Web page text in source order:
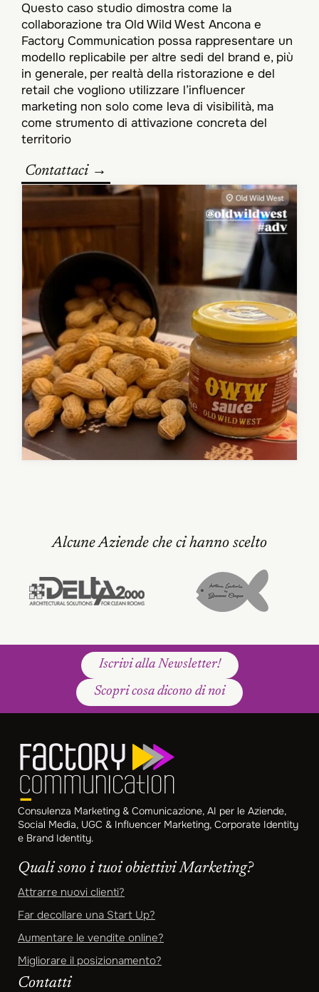
Questo caso studio dimostra come la
collaborazione tra Old Wild West Ancona e
Factory Communication possa rappresentare un
modello replicabile per altre sedi del brand e, più
in generale, per realtà della ristorazione e del
retail che vogliono utilizzare l’influencer
marketing non solo come leva di visibilità, ma
come strumento di attivazione concreta del
territorio
Contattaci →
Alcune Aziende che ci hanno scelto
Iscrivi alla Newsletter!
Scopri cosa dicono di noi
Consulenza Marketing & Comunicazione, AI per le Aziende,
Social Media, UGC & Influencer Marketing, Corporate Identity
e Brand Identity.
Quali sono i tuoi obiettivi Marketing?
Attrarre nuovi clienti?
Far decollare una Start Up?
Aumentare le vendite online?
Migliorare il posizionamento?
Contatti